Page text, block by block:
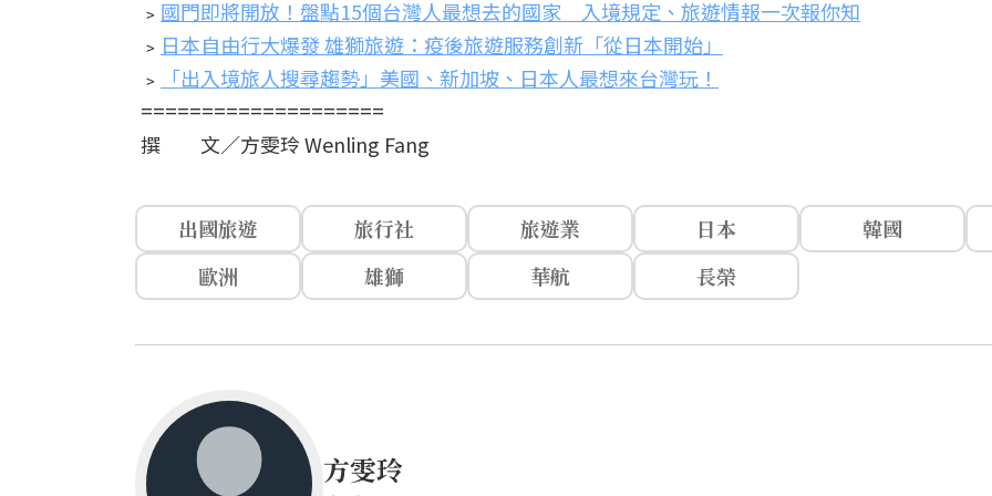
﹥ 國門即將開放！盤點15個台灣人最想去的國家 入境規定、旅遊情報一次報你知
﹥ 日本自由行大爆發 雄獅旅遊：疫後旅遊服務創新「從日本開始」
﹥
「出入境旅人搜尋趨勢」美國、新加坡、日本人最想來台灣玩！
====================
撰 文／方雯玲 Wenling Fang
出國旅遊 旅行社 旅遊業 日本
韓國
歐洲
雄獅 華航 長榮
方雯玲